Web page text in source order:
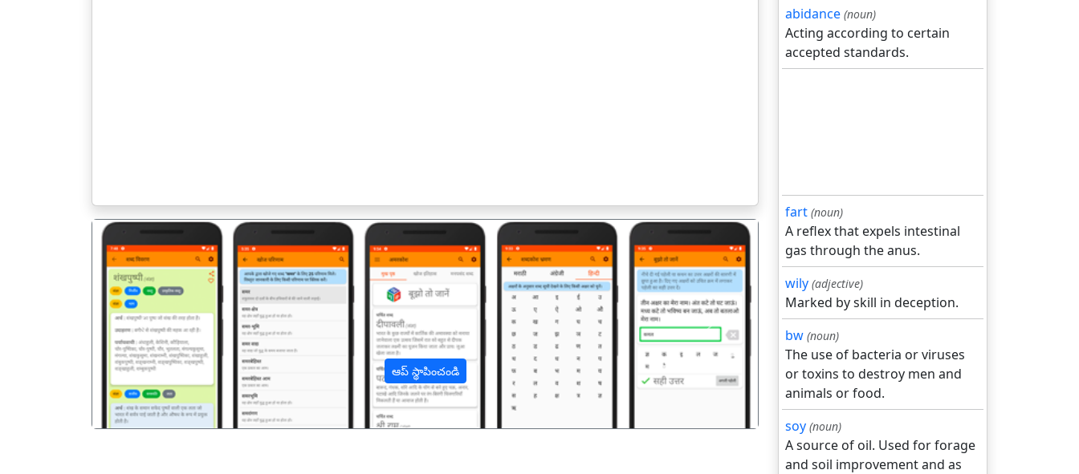
ఆప్ స్థాపించండి
पिछला अगला
abidance (noun)
Acting according to certain
accepted standards.
fart (noun)
A reflex that expels intestinal
gas through the anus.
wily (adjective)
Marked by skill in deception.
bw (noun)
The use of bacteria or viruses
or toxins to destroy men and
animals or food.
soy (noun)
A source of oil. Used for forage
and soil improvement and as